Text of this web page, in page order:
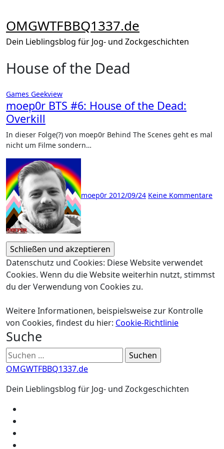
springen
OMGWTFBBQ1337.de
Dein Lieblingsblog für Jog- und Zockgeschichten
House of the Dead
Games Geekview
moep0r BTS #6: House of the Dead:
Overkill
In dieser Folge(?) von moep0r Behind The Scenes geht es mal
nicht um Filme sondern…
moep0r 2012/09/24 Keine Kommentare
Datenschutz und Cookies: Diese Website verwendet
Cookies. Wenn du die Website weiterhin nutzt, stimmst
du der Verwendung von Cookies zu.
Weitere Informationen, beispielsweise zur Kontrolle
von Cookies, findest du hier: Cookie-Richtlinie
Suche
Suchen
nach:
OMGWTFBBQ1337.de
Dein Lieblingsblog für Jog- und Zockgeschichten